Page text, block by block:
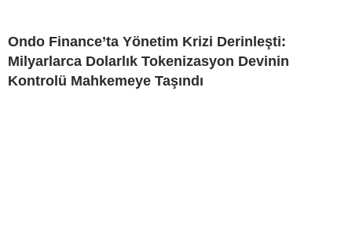
Ondo Finance’ta Yönetim Krizi Derinleşti:
Milyarlarca Dolarlık Tokenizasyon Devinin
Kontrolü Mahkemeye Taşındı